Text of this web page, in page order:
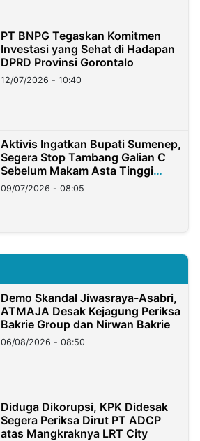
PT BNPG Tegaskan Komitmen
Investasi yang Sehat di Hadapan
DPRD Provinsi Gorontalo
12/07/2026 - 10:40
Aktivis Ingatkan Bupati Sumenep,
Segera Stop Tambang Galian C
Sebelum Makam Asta Tinggi
Longsor
09/07/2026 - 08:05
Demo Skandal Jiwasraya-Asabri,
ATMAJA Desak Kejagung Periksa
Bakrie Group dan Nirwan Bakrie
06/08/2026 - 08:50
Diduga Dikorupsi, KPK Didesak
Segera Periksa Dirut PT ADCP
atas Mangkraknya LRT City